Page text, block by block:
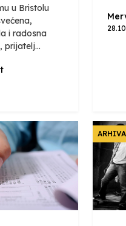
u Bristolu
i radosna
prijatelj...
ARHIVA